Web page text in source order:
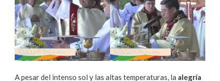
A pesar del intenso sol y las altas temperaturas, la alegría